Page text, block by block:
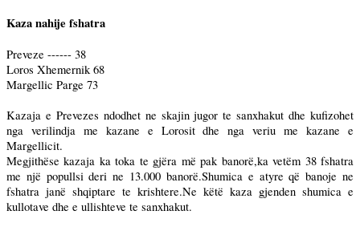
Kaza nahije fshatra
Preveze ------ 38
Loros Xhemernik 68
Margellic Parge 73
Kazaja e Prevezes ndodhet ne skajin jugor te sanxhakut dhe kufizohet
nga verilindja me kazane e Lorosit dhe nga veriu me kazane e
Margellicit.
Megjithëse kazaja ka toka te gjëra më pak banorë,ka vetëm 38 fshatra
me një popullsi deri ne 13.000 banorë.Shumica e atyre që banoje ne
fshatra janë shqiptare te krishtere.Ne këtë kaza gjenden shumica e
kullotave dhe e ullishteve te sanxhakut.